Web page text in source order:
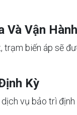
Và Vận
trạm biến áp sẽ
Kỳ
vụ bảo trì